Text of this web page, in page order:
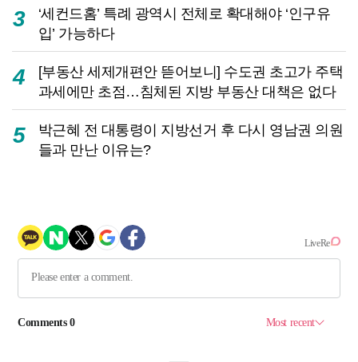
3
‘세컨드홈’ 특례 광역시 전체로 확대해야 ‘인구유
입’ 가능하다
4
[부동산 세제개편안 뜯어보니] 수도권 초고가 주택
과세에만 초점…침체된 지방 부동산 대책은 없다
5
박근혜 전 대통령이 지방선거 후 다시 영남권 의원
들과 만난 이유는?